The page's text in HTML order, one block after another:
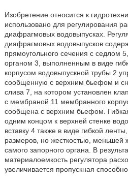
Изобретение относится к
использовано для регулирования
диафрагмовых водовыпусках.
диафрагмовых водовыпусков
прямоугольного сечения с седлом
органом 3, выполненным в виде
корпусом водовыпускной трубы 2
сообщенную с верхним бьефом и
слива 7, на котором установлен
с мембраной 11 мембранного
сообщена с верхним бьефом.
одним концом к верхней стенке
вставку 4 также в виде гибкой
размеров, но жесткостью, меньшей
самого запорного органа. В
материалоемкость регулятора
увеличивается пропускная